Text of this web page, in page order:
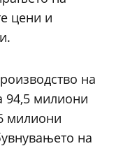
цени и
на
94,5 милиони
милиони
на